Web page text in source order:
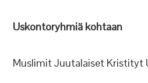
Uskontoryhmiä kohtaan
Muslimit Juutalaiset Kristityt